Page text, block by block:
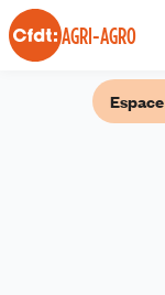
Panneau de gestion
AGRI-AGRO